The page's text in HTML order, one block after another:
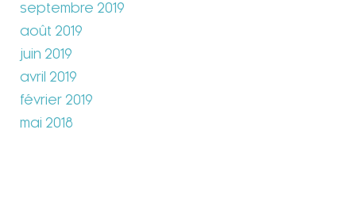
septembre 2019
août 2019
juin 2019
avril 2019
février 2019
mai 2018